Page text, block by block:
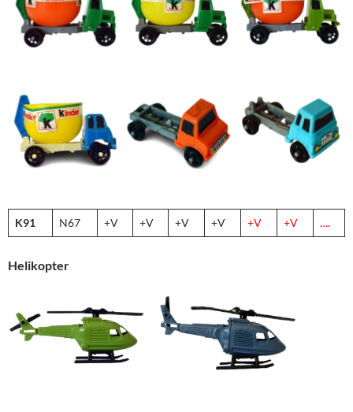
K91 N67 +V +V +V +V +V +V ….
Helikopter